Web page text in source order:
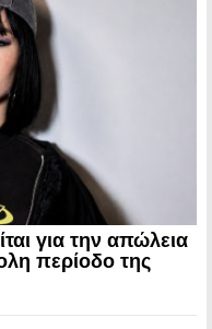
για την απώλεια
περίοδο της